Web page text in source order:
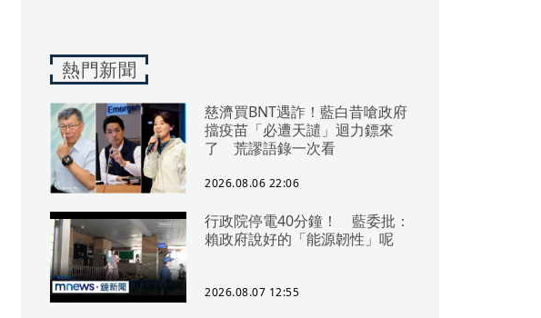
熱門新聞
慈濟買BNT遇詐！藍白昔嗆政府
擋疫苗「必遭天譴」迴力鏢來
了 荒謬語錄一次看
2026.08.06 22:06
行政院停電40分鐘！ 藍委批：
賴政府說好的「能源韌性」呢
2026.08.07 12:55